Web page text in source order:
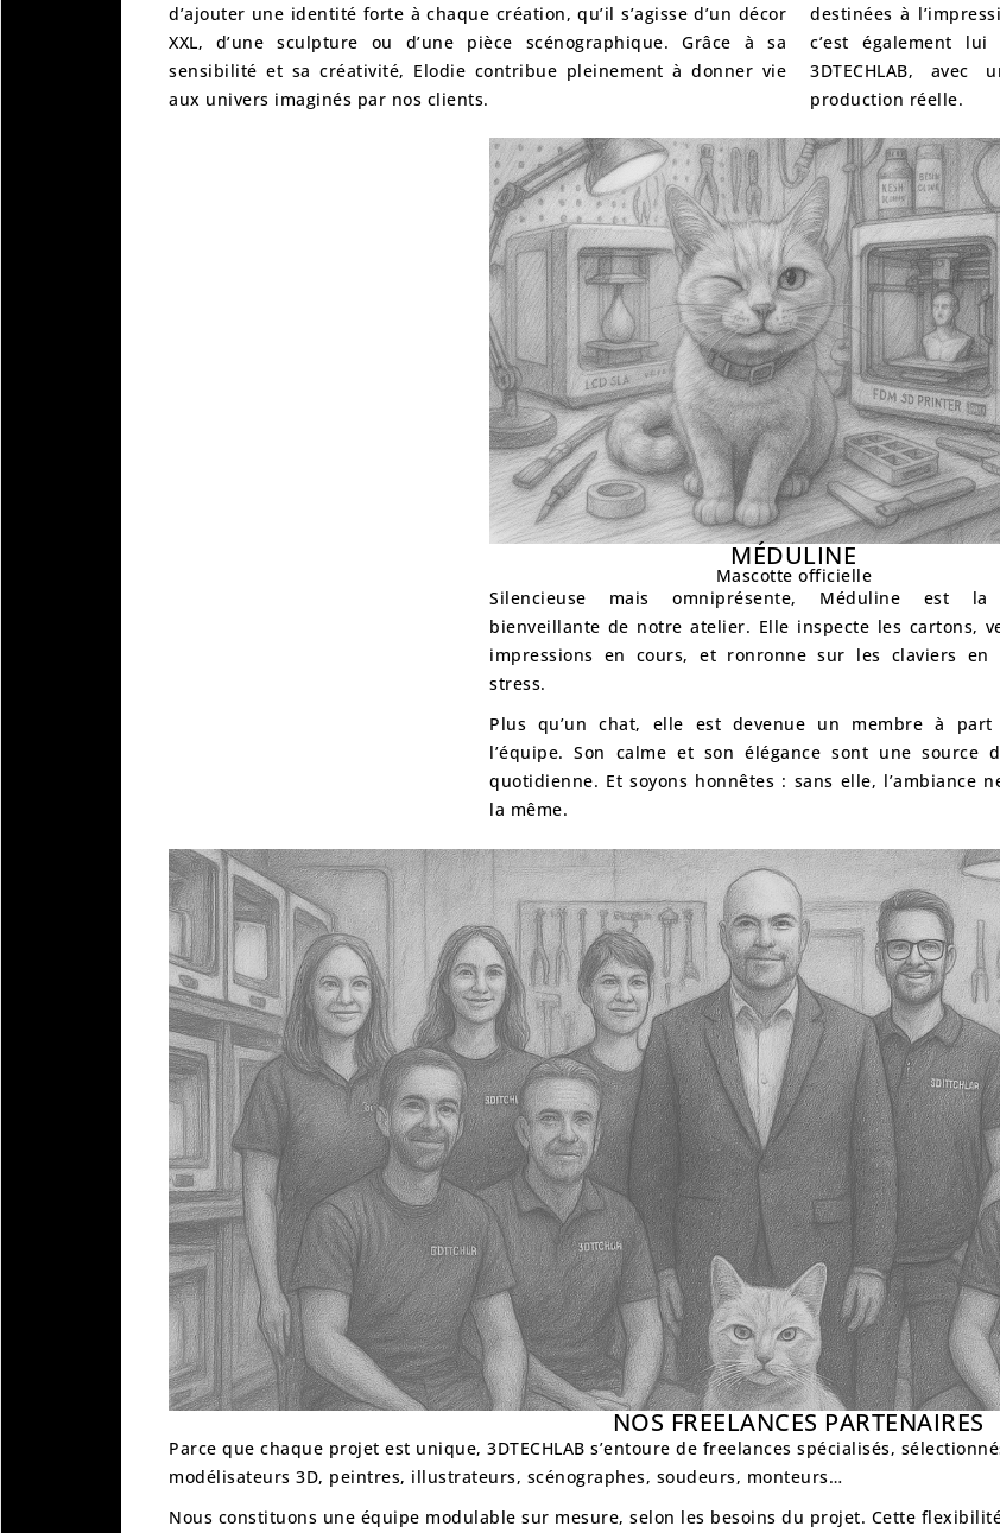
d’ajouter une identité forte à chaque création, qu’il s’agisse d’un décor
XXL, d’une sculpture ou d’une pièce scénographique. Grâce à sa
sensibilité et sa créativité, Elodie contribue pleinement à donner vie
aux univers imaginés par nos clients.
destinées à
c’est également
3DTECHLAB, avec
production réelle.
MÉDULINE
Mascotte officielle
Silencieuse mais omniprésente, Méduline est la
bienveillante de notre atelier. Elle inspecte les cartons,
impressions en cours, et ronronne sur les claviers en
stress.
Plus qu’un chat, elle est devenue un membre à
l’équipe. Son calme et son élégance sont une source
quotidienne. Et soyons honnêtes : sans elle, l’ambiance
la même.
NOS FREELANCES PARTENAIRES
Parce que chaque projet est unique, 3DTECHLAB s’entoure de freelances spécialisés,
modélisateurs 3D, peintres, illustrateurs, scénographes, soudeurs, monteurs…
Nous constituons une équipe modulable sur mesure, selon les besoins du projet. Cette